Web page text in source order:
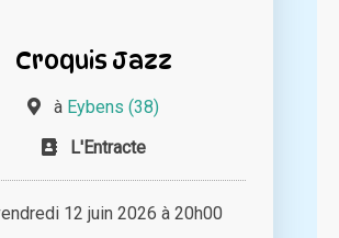
Croquis Jazz
à Eybens (38)
L'Entracte
12 juin 2026 à 20h00